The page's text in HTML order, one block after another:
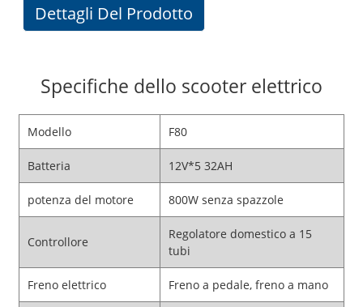
Dettagli Del Prodotto
Specifiche dello scooter elettrico
Modello F80
Batteria 12V*5 32AH
potenza del motore 800W senza spazzole
Controllore
Regolatore domestico a 15
tubi
Freno elettrico Freno a pedale, freno a mano